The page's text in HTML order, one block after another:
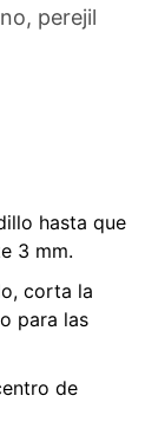
perejil
hasta que
3 mm.
corta la
para las
de